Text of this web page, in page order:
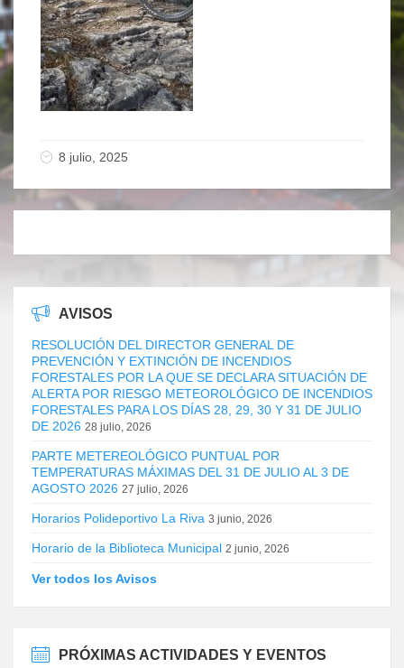
8 julio, 2025
AVISOS
RESOLUCIÓN DEL DIRECTOR GENERAL DE
PREVENCIÓN Y EXTINCIÓN DE INCENDIOS
FORESTALES POR LA QUE SE DECLARA SITUACIÓN DE
ALERTA POR RIESGO METEOROLÓGICO DE INCENDIOS
FORESTALES PARA LOS DÍAS 28, 29, 30 Y 31 DE JULIO
DE 2026 28 julio, 2026
PARTE METEREOLÓGICO PUNTUAL POR
TEMPERATURAS MÁXIMAS DEL 31 DE JULIO AL 3 DE
AGOSTO 2026 27 julio, 2026
Horarios Polideportivo La Riva 3 junio, 2026
Horario de la Biblioteca Municipal 2 junio, 2026
Ver todos los Avisos
PRÓXIMAS ACTIVIDADES Y EVENTOS